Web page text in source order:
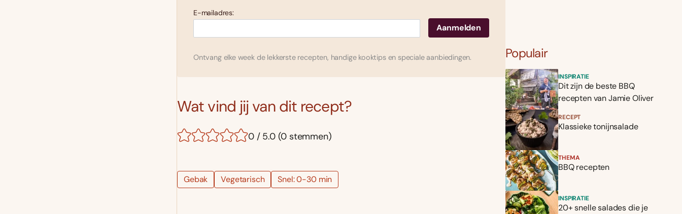
E-mailadres:
Ontvang elke week de lekkerste recepten, handige kooktips en speciale aanbiedingen.
Wat vind jij van dit recept?
0 / 5.0 (0 stemmen)
Gebak Vegetarisch Snel: 0-30 min
Populair
INSPIRATIE
Dit zijn de beste BBQ
recepten van Jamie Oliver
RECEPT
Klassieke tonijnsalade
THEMA
BBQ recepten
INSPIRATIE
20+ snelle salades die je